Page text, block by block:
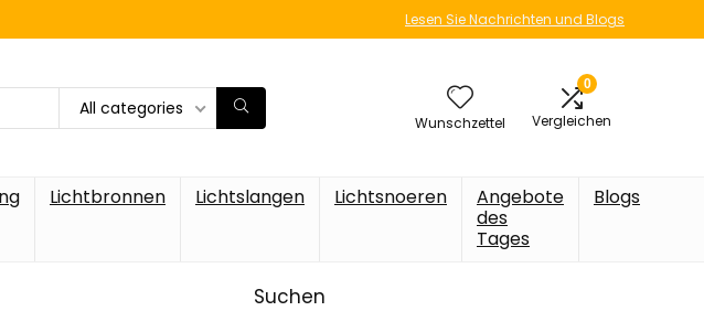
Lesen Sie Nachrichten und Blogs
All categories
Wunschzettel
0
Vergleichen
Lichtbronnen Lichtslangen Lichtsnoeren
Angebote
des
Tages
Blogs
Suchen